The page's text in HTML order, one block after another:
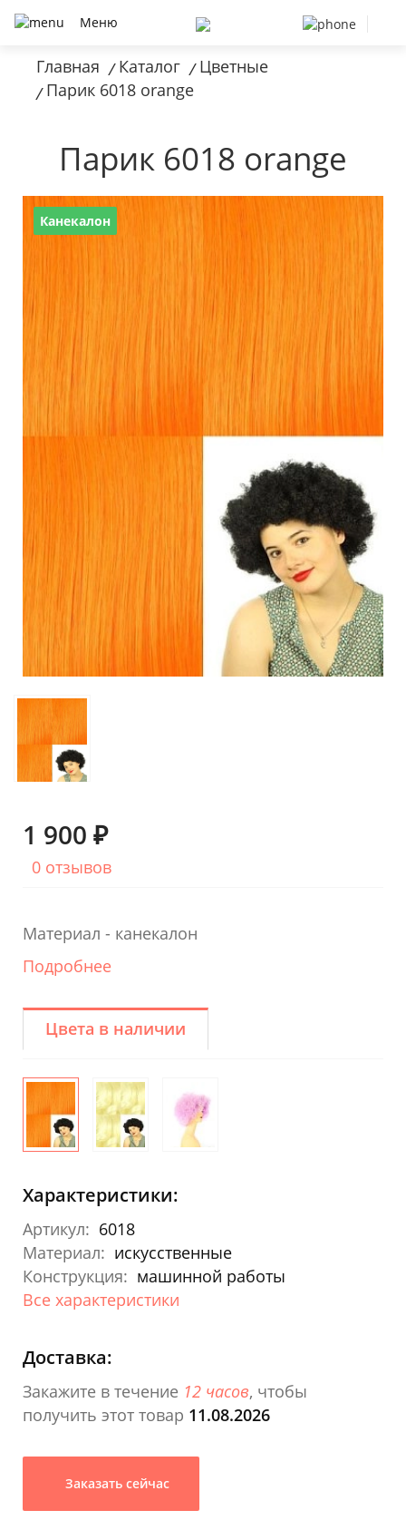
Меню
Главная / Каталог / Цветные
/ Парик 6018 orange
Парик 6018 orange
Канекалон
1 900 ₽
0 отзывов
Материал - канекалон
Подробнее
Цвета в наличии
Характеристики:
Артикул: 6018
Материал: искусственные
Конструкция: машинной работы
Все характеристики
Доставка:
Закажите в течение 12 часов, чтобы
получить этот товар 11.08.2026
Заказать сейчас